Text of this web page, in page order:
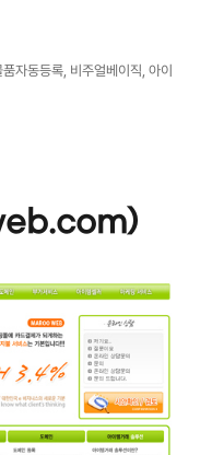
품자동등록 비주얼베이직 ,아이